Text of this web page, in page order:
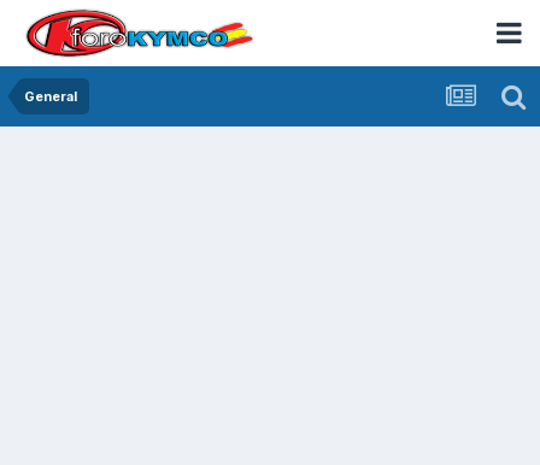
General